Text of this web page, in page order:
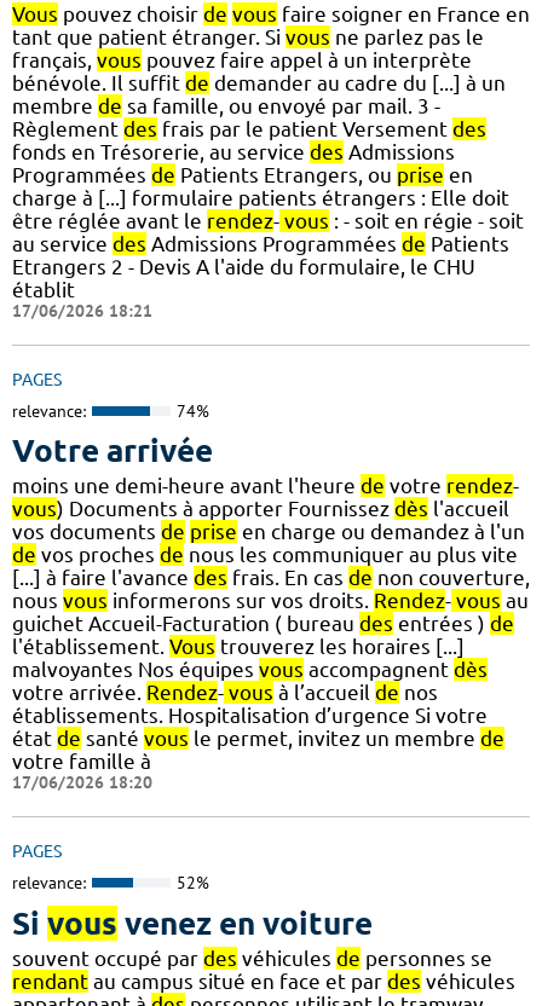
Vous pouvez choisir de vous faire soigner en France en
tant que patient étranger. Si vous ne parlez pas le
français, vous pouvez faire appel à un interprète
bénévole. Il suffit de demander au cadre du [...] à un
membre de sa famille, ou envoyé par mail. 3 -
Règlement des frais par le patient Versement des
fonds en Trésorerie, au service des Admissions
Programmées de Patients Etrangers, ou prise en
charge à [...] formulaire patients étrangers : Elle doit
être réglée avant le rendez- vous : - soit en régie - soit
au service des Admissions Programmées de Patients
Etrangers 2 - Devis A l'aide du formulaire, le CHU
établit
17/06/2026 18:21
PAGES
relevance: 74%
Votre arrivée
moins une demi-heure avant l'heure de votre rendez-
vous) Documents à apporter Fournissez dès l'accueil
vos documents de prise en charge ou demandez à l'un
de vos proches de nous les communiquer au plus vite
[...] à faire l'avance des frais. En cas de non couverture,
nous vous informerons sur vos droits. Rendez- vous au
guichet Accueil-Facturation ( bureau des entrées ) de
l'établissement. Vous trouverez les horaires [...]
malvoyantes Nos équipes vous accompagnent dès
votre arrivée. Rendez- vous à l’accueil de nos
établissements. Hospitalisation d’urgence Si votre
état de santé vous le permet, invitez un membre de
votre famille à
17/06/2026 18:20
PAGES
relevance: 52%
Si vous venez en voiture
souvent occupé par des véhicules de personnes se
rendant au campus situé en face et par des véhicules